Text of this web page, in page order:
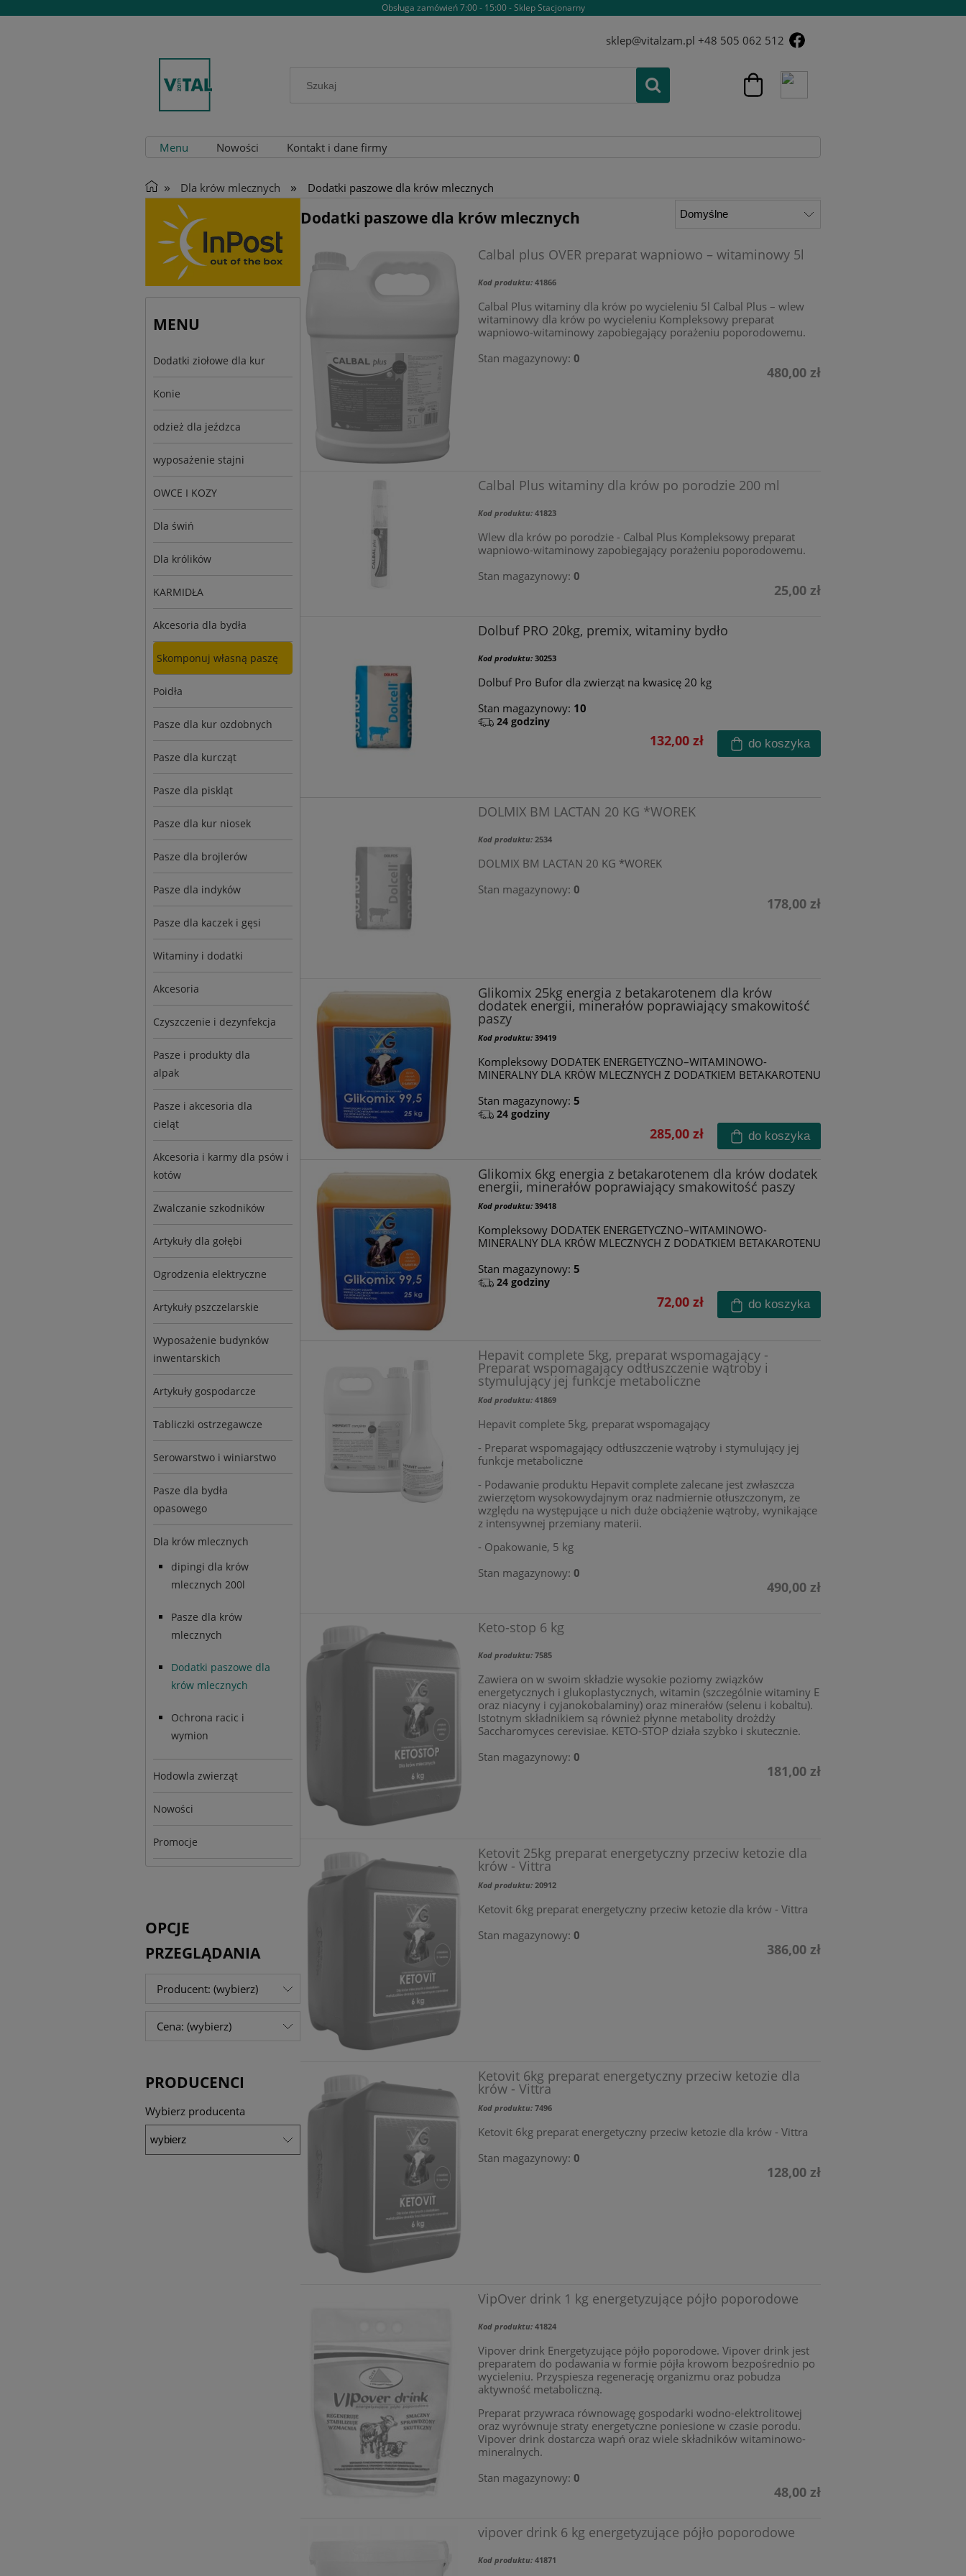
Obsługa zamówień 7:00 - 15:00 - Sklep Stacjonarny
sklep@vitalzam.pl +48 505 062 512
Menu Nowości Kontakt i dane firmy
» Dla krów mlecznych » Dodatki paszowe dla krów mlecznych
MENU
Dodatki ziołowe dla kur
Konie
odzież dla jeźdzca
wyposażenie stajni
OWCE I KOZY
Dla świń
Dla królików
KARMIDŁA
Akcesoria dla bydła
Skomponuj własną paszę
Poidła
Pasze dla kur ozdobnych
Pasze dla kurcząt
Pasze dla piskląt
Pasze dla kur niosek
Pasze dla brojlerów
Pasze dla indyków
Pasze dla kaczek i gęsi
Witaminy i dodatki
Akcesoria
Czyszczenie i dezynfekcja
Pasze i produkty dla
alpak
Pasze i akcesoria dla
cieląt
Akcesoria i karmy dla psów i
kotów
Zwalczanie szkodników
Artykuły dla gołębi
Ogrodzenia elektryczne
Artykuły pszczelarskie
Wyposażenie budynków
inwentarskich
Artykuły gospodarcze
Tabliczki ostrzegawcze
Serowarstwo i winiarstwo
Pasze dla bydła
opasowego
Dla krów mlecznych
dipingi dla krów
mlecznych 200l
Pasze dla krów
mlecznych
Dodatki paszowe dla
krów mlecznych
Ochrona racic i
wymion
Hodowla zwierząt
Nowości
Promocje
OPCJE
PRZEGLĄDANIA
Producent: (wybierz)
Cena: (wybierz)
PRODUCENCI
Wybierz producenta
Dodatki paszowe dla krów mlecznych
Calbal plus OVER preparat wapniowo – witaminowy 5l
Kod produktu: 41866
Calbal Plus witaminy dla krów po wycieleniu 5l Calbal Plus – wlew
witaminowy dla krów po wycieleniu Kompleksowy preparat
wapniowo-witaminowy zapobiegający porażeniu poporodowemu.
Stan magazynowy: 0
480,00 zł
Calbal Plus witaminy dla krów po porodzie 200 ml
Kod produktu: 41823
Wlew dla krów po porodzie - Calbal Plus Kompleksowy preparat
wapniowo-witaminowy zapobiegający porażeniu poporodowemu.
Stan magazynowy: 0
25,00 zł
Dolbuf PRO 20kg, premix, witaminy bydło
Kod produktu: 30253
Dolbuf Pro Bufor dla zwierząt na kwasicę 20 kg
Stan magazynowy: 10
24 godziny
132,00 zł do koszyka
DOLMIX BM LACTAN 20 KG *WOREK
Kod produktu: 2534
DOLMIX BM LACTAN 20 KG *WOREK
Stan magazynowy: 0
178,00 zł
Glikomix 25kg energia z betakarotenem dla krów
dodatek energii, minerałów poprawiający smakowitość
paszy
Kod produktu: 39419
Kompleksowy DODATEK ENERGETYCZNO–WITAMINOWO-
MINERALNY DLA KRÓW MLECZNYCH Z DODATKIEM BETAKAROTENU
Stan magazynowy: 5
24 godziny
285,00 zł do koszyka
Glikomix 6kg energia z betakarotenem dla krów dodatek
energii, minerałów poprawiający smakowitość paszy
Kod produktu: 39418
Kompleksowy DODATEK ENERGETYCZNO–WITAMINOWO-
MINERALNY DLA KRÓW MLECZNYCH Z DODATKIEM BETAKAROTENU
Stan magazynowy: 5
24 godziny
72,00 zł do koszyka
Hepavit complete 5kg, preparat wspomagający -
Preparat wspomagający odtłuszczenie wątroby i
stymulujący jej funkcje metaboliczne
Kod produktu: 41869
Hepavit complete 5kg, preparat wspomagający
- Preparat wspomagający odtłuszczenie wątroby i stymulujący jej
funkcje metaboliczne
- Podawanie produktu Hepavit complete zalecane jest zwłaszcza
zwierzętom wysokowydajnym oraz nadmiernie otłuszczonym, ze
względu na występujące u nich duże obciążenie wątroby, wynikające
z intensywnej przemiany materii.
- Opakowanie, 5 kg
Stan magazynowy: 0
490,00 zł
Keto-stop 6 kg
Kod produktu: 7585
Zawiera on w swoim składzie wysokie poziomy związków
energetycznych i glukoplastycznych, witamin (szczególnie witaminy E
oraz niacyny i cyjanokobalaminy) oraz minerałów (selenu i kobaltu).
Istotnym składnikiem są również płynne metabolity drożdży
Saccharomyces cerevisiae. KETO-STOP działa szybko i skutecznie.
Stan magazynowy: 0
181,00 zł
Ketovit 25kg preparat energetyczny przeciw ketozie dla
krów - Vittra
Kod produktu: 20912
Ketovit 6kg preparat energetyczny przeciw ketozie dla krów - Vittra
Stan magazynowy: 0
386,00 zł
Ketovit 6kg preparat energetyczny przeciw ketozie dla
krów - Vittra
Kod produktu: 7496
Ketovit 6kg preparat energetyczny przeciw ketozie dla krów - Vittra
Stan magazynowy: 0
128,00 zł
VipOver drink 1 kg energetyzujące pójło poporodowe
Kod produktu: 41824
Vipover drink Energetyzujące pójło poporodowe. Vipover drink jest
preparatem do podawania w formie pójła krowom bezpośrednio po
wycieleniu. Przyspiesza regenerację organizmu oraz pobudza
aktywność metaboliczną.
Preparat przywraca równowagę gospodarki wodno-elektrolitowej
oraz wyrównuje straty energetyczne poniesione w czasie porodu.
Vipover drink dostarcza wapń oraz wiele składników witaminowo-
mineralnych.
Stan magazynowy: 0
48,00 zł
vipover drink 6 kg energetyzujące pójło poporodowe
Kod produktu: 41871